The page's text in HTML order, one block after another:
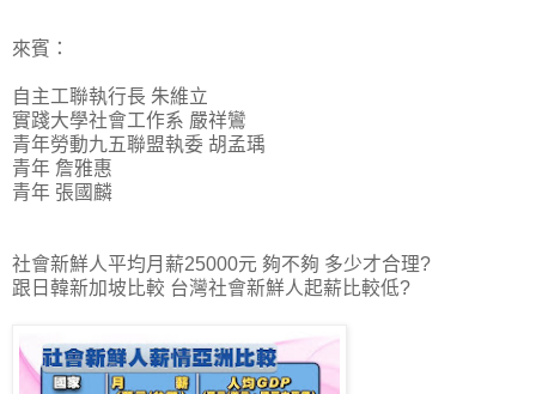
來賓：
自主工聯執行長 朱維立
實踐大學社會工作系 嚴祥鸞
青年勞動九五聯盟執委 胡孟瑀
青年 詹雅惠
青年 張國麟
社會新鮮人平均月薪25000元 夠不夠 多少才合理?
跟日韓新加坡比較 台灣社會新鮮人起薪比較低?